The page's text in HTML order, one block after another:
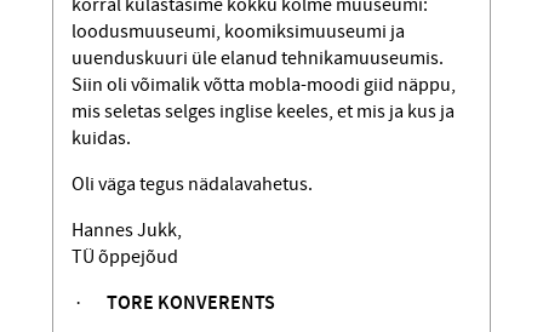
korral külastasime kokku kolme muuseumi:
loodusmuuseumi, koomiksimuuseumi ja
uuenduskuuri üle elanud tehnikamuuseumis.
Siin oli võimalik võtta mobla-moodi giid näppu,
mis seletas selges inglise keeles, et mis ja kus ja
kuidas.
Oli väga tegus nädalavahetus.
Hannes Jukk,
TÜ õppejõud
· TORE KONVERENTS